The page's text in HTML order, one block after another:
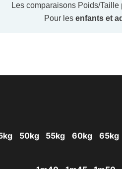
Les comparaisons Poids/
Pour les enfants et
50kg 55kg 60kg 65kg